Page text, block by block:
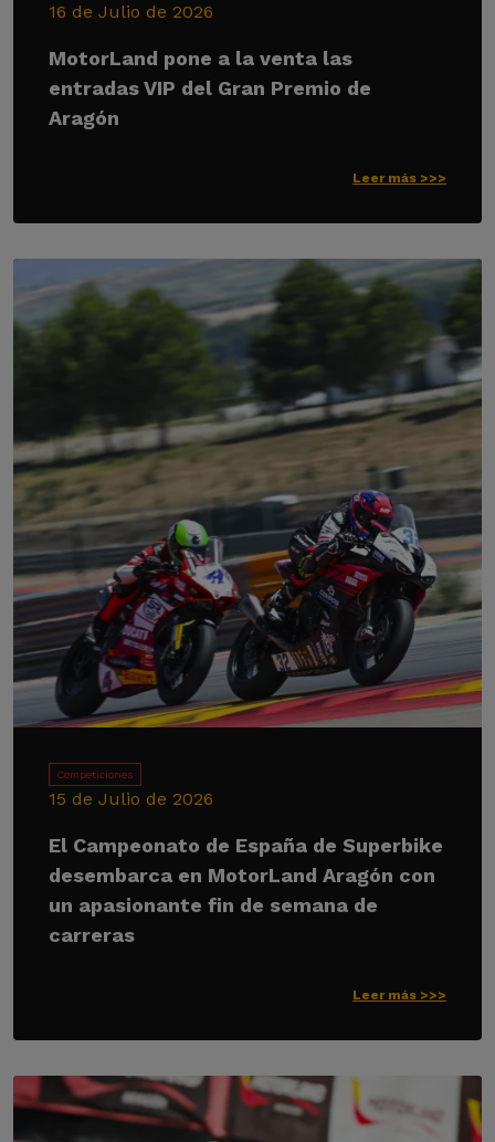
16 de Julio de 2026
MotorLand pone a la venta las
entradas VIP del Gran Premio de
Aragón
Leer más >>>
Competiciones
15 de Julio de 2026
El Campeonato de España de Superbike
desembarca en MotorLand Aragón con
un apasionante fin de semana de
carreras
Leer más >>>